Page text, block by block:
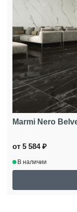
Marmi Nero
от 5 584 ₽
В наличии